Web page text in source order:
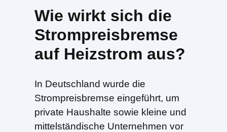
Wie wirkt sich die
Strompreisbremse
auf Heizstrom aus?
In Deutschland wurde die
Strompreisbremse eingeführt, um
private Haushalte sowie kleine und
mittelständische Unternehmen vor